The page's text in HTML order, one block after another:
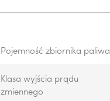
Pojemność zbiornika paliwa
Klasa wyjścia prądu
zmiennego